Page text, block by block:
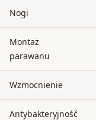
Nogi
Montaż
parawanu
Wzmocnienie
Antybakteryjność